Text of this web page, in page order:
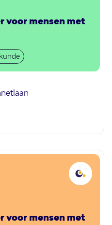
voor mensen met
voor mensen met